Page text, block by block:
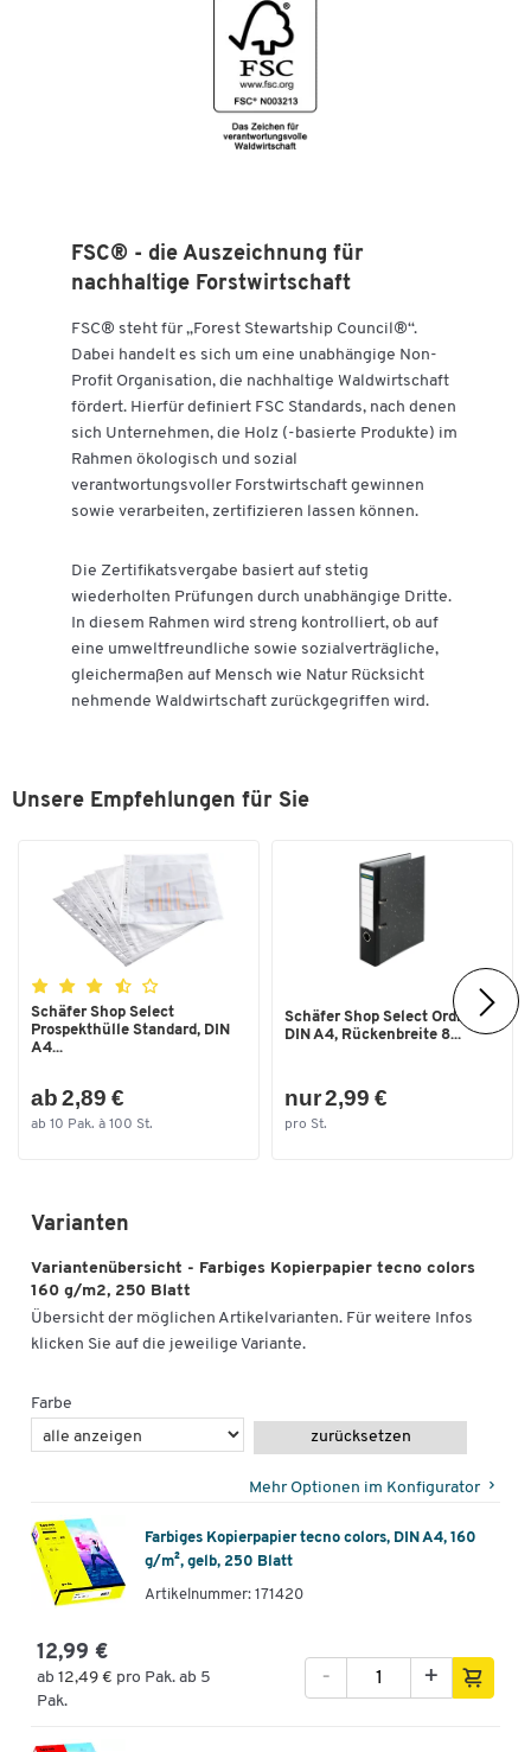
FSC® - die Auszeichnung für
nachhaltige Forstwirtschaft
FSC® steht für „Forest Stewartship Council®“.
Dabei handelt es sich um eine unabhängige Non-
Profit Organisation, die nachhaltige Waldwirtschaft
fördert. Hierfür definiert FSC Standards, nach denen
sich Unternehmen, die Holz (-basierte Produkte) im
Rahmen ökologisch und sozial
verantwortungsvoller Forstwirtschaft gewinnen
sowie verarbeiten, zertifizieren lassen können.
Die Zertifikatsvergabe basiert auf stetig
wiederholten Prüfungen durch unabhängige Dritte.
In diesem Rahmen wird streng kontrolliert, ob auf
eine umweltfreundliche sowie sozialverträgliche,
gleichermaßen auf Mensch wie Natur Rücksicht
nehmende Waldwirtschaft zurückgegriffen wird.
Unsere Empfehlungen für Sie
Schäfer Shop Select
Prospekthülle Standard, DIN
A4...
ab 2,89 €
ab 10 Pak. à 100 St.
Schäfer Shop Select Ordner,
DIN A4, Rückenbreite 8...
nur 2,99 €
pro St.
Varianten
Variantenübersicht - Farbiges Kopierpapier tecno colors
160 g/m2, 250 Blatt
Übersicht der möglichen Artikelvarianten. Für weitere Infos
klicken Sie auf die jeweilige Variante.
Farbe
zurücksetzen
Mehr Optionen im Konfigurator
Farbiges Kopierpapier tecno colors, DIN A4, 160
g/m², gelb, 250 Blatt
Artikelnummer: 171420
12,99 €
ab 12,49 € pro Pak. ab 5
Pak.
+
-